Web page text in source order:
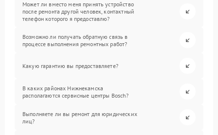
Может ли вместо меня принять устройство
после ремонта другой человек, контактный
телефон которого я предоставлю?
Возможно ли получать обратную связь в
процессе выполнения ремонтных работ?
Какую гарантию вы предоставляете?
В каких районах Нижнекамска
располагаются сервисные центры Bosch?
Выполняете ли вы ремонт для юридических
лиц?